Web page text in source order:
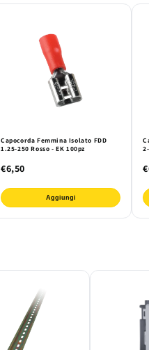
Capocorda Femmina Isolato FDD
1.25-250 Rosso - EK 100pz
€6,50
Aggiungi